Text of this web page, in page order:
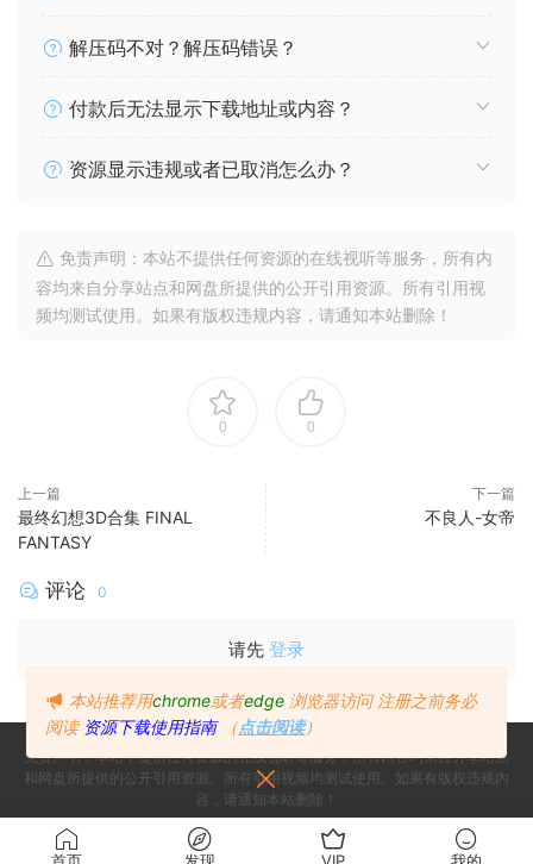
解压码不对？解压码错误？
付款后无法显示下载地址或内容？
资源显示违规或者已取消怎么办？
免责声明：本站不提供任何资源的在线视听等服务，所有内
容均来自分享站点和网盘所提供的公开引用资源。所有引用视
频均测试使用。如果有版权违规内容，请通知本站删除！
0 0
上一篇
最终幻想3D合集 FINAL
FANTASY
下一篇
不良人-女帝
评论 0
请先 登录
免责声明：本站不提供任何资源的在线视听等服务，所有内容均来自分享站点
和网盘所提供的公开引用资源。所有引用视频均测试使用。如果有版权违规内
容，请通知本站删除！
Copyright © 2024 Since 2024, Build with ♥ 萌番 - All rights reserved
本站推荐用chrome或者edge 浏览器访问 注册之前务必
阅读 资源下载使用指南 （点击阅读）